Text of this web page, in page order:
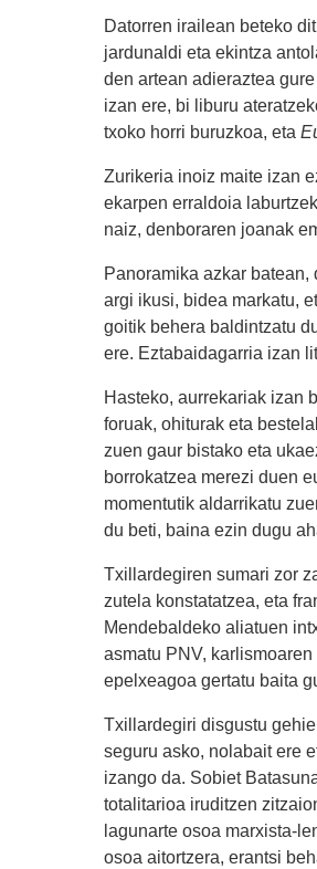
Datorren irailean beteko
jardunaldi eta ekintza
den artean adieraztea
izan ere, bi liburu
txoko horri buruzkoa, eta
Zurikeria inoiz maite izan
ekarpen erraldoia
naiz, denboraren joanak
Panoramika azkar
argi ikusi, bidea markatu,
goitik behera baldintzatu
ere. Eztabaidagarria izan
Hasteko, aurrekariak izan
foruak, ohiturak eta
zuen gaur bistako eta
borrokatzea merezi duen
momentutik aldarrikatu
du beti, baina ezin dugu
Txillardegiren sumari zor
zutela konstatatzea, eta
Mendebaldeko aliatuen
asmatu PNV,
epelxeagoa gertatu baita
Txillardegiri disgustu
seguru asko, nolabait ere
izango da. Sobiet
totalitarioa iruditzen
lagunarte osoa marxista-
osoa aitortzera, erantsi